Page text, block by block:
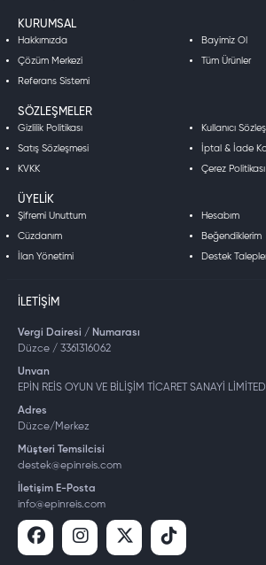
KURUMSAL
Hakkımızda Bayimiz Ol
Çözüm Merkezi Tüm Ürünler
Referans Sistemi
SÖZLEŞMELER
Gizlilik Politikası Kullanıcı
Satış Sözleşmesi İptal & İade
KVKK Çerez Politikası
ÜYELIK
Şifremi Unuttum Hesabım
Cüzdanım Beğendiklerim
İlan Yönetimi Destek
İLETIŞIM
Vergi Dairesi / Numarası
Düzce / 3361316062
Unvan
EPİN REİS OYUN VE BİLİŞİM TİCARET SANAYİ LİMİTED
Adres
Düzce/Merkez
Müşteri Temsilcisi
destek@epinreis.com
İletişim E-Posta
info@epinreis.com